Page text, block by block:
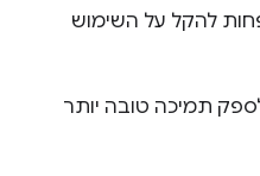
להקל על השימוש
תמיכה טובה יותר